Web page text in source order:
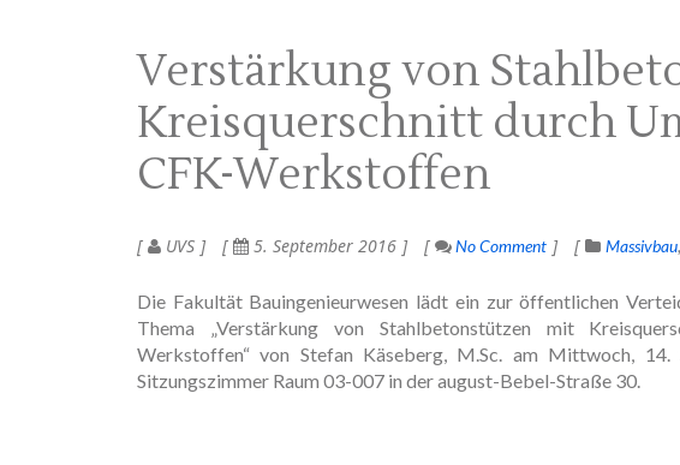
Verstärkung von
Kreisquerschnitt durch
CFK-Werkstoffen
UVS 5. September 2016 No Comment Massivbau
Die Fakultät Bauingenieurwesen lädt ein zur öffentlichen
Thema „Verstärkung von Stahlbetonstützen mit
Werkstoffen“ von Stefan Käseberg, M.Sc. am Mittwoch,
Sitzungszimmer Raum 03-007 in der august-Bebel-Straße 30.